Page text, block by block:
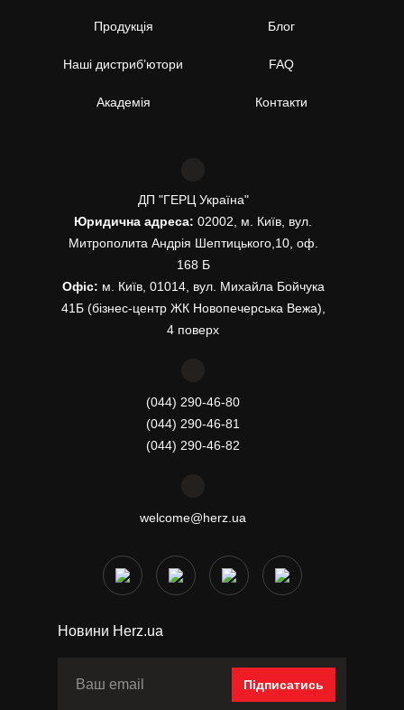
Продукція
Наші дистриб’ютори
Академія
Блог
FAQ
Контакти
ДП "ГЕРЦ Україна"
Юридична адреса: 02002, м. Київ, вул.
Митрополита Андрія Шептицького,10, оф.
168 Б
Офіс: м. Київ, 01014, вул. Михайла Бойчука
41Б (бізнес-центр ЖК Новопечерська Вежа),
4 поверх
(044) 290-46-80
(044) 290-46-81
(044) 290-46-82
welcome@herz.ua
Новини Herz.ua
Підписатись